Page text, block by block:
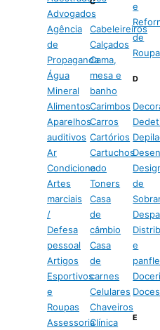
Advogados
Agência
de
Propaganda
Água
Mineral
Alimentos
Aparelhos
auditivos
Ar
Condicionado
Artes
marciais
/
Defesa
pessoal
Artigos
Esportivos
e
Roupas
Assessoria
Cabeleireiros
Calçados
Cama,
mesa e
banho
Carimbos
Carros
Cartórios
Cartuchos
e
Toners
Casa
de
câmbio
Casa
de
carnes
Celulares
Chaveiros
Clínica
e
de
D
de
e
Doces
E